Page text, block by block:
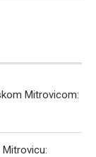
Mitrovicom:
Mitrovicu: